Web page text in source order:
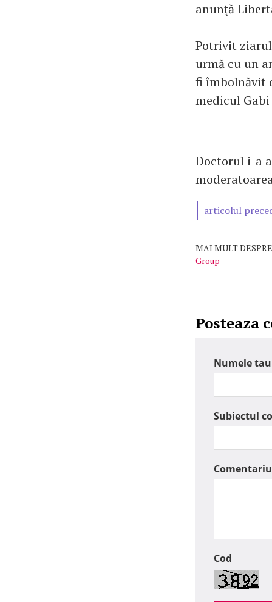
anunţă
Potrivit
urmă cu un
fi îmbolnăvit
medicul
Doctorul i-a
articolul
MAI MULT
Group
Posteaza
Numele tau
Subiectul
Cod